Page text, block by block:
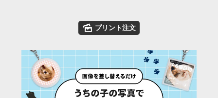
🌄 プリント注文